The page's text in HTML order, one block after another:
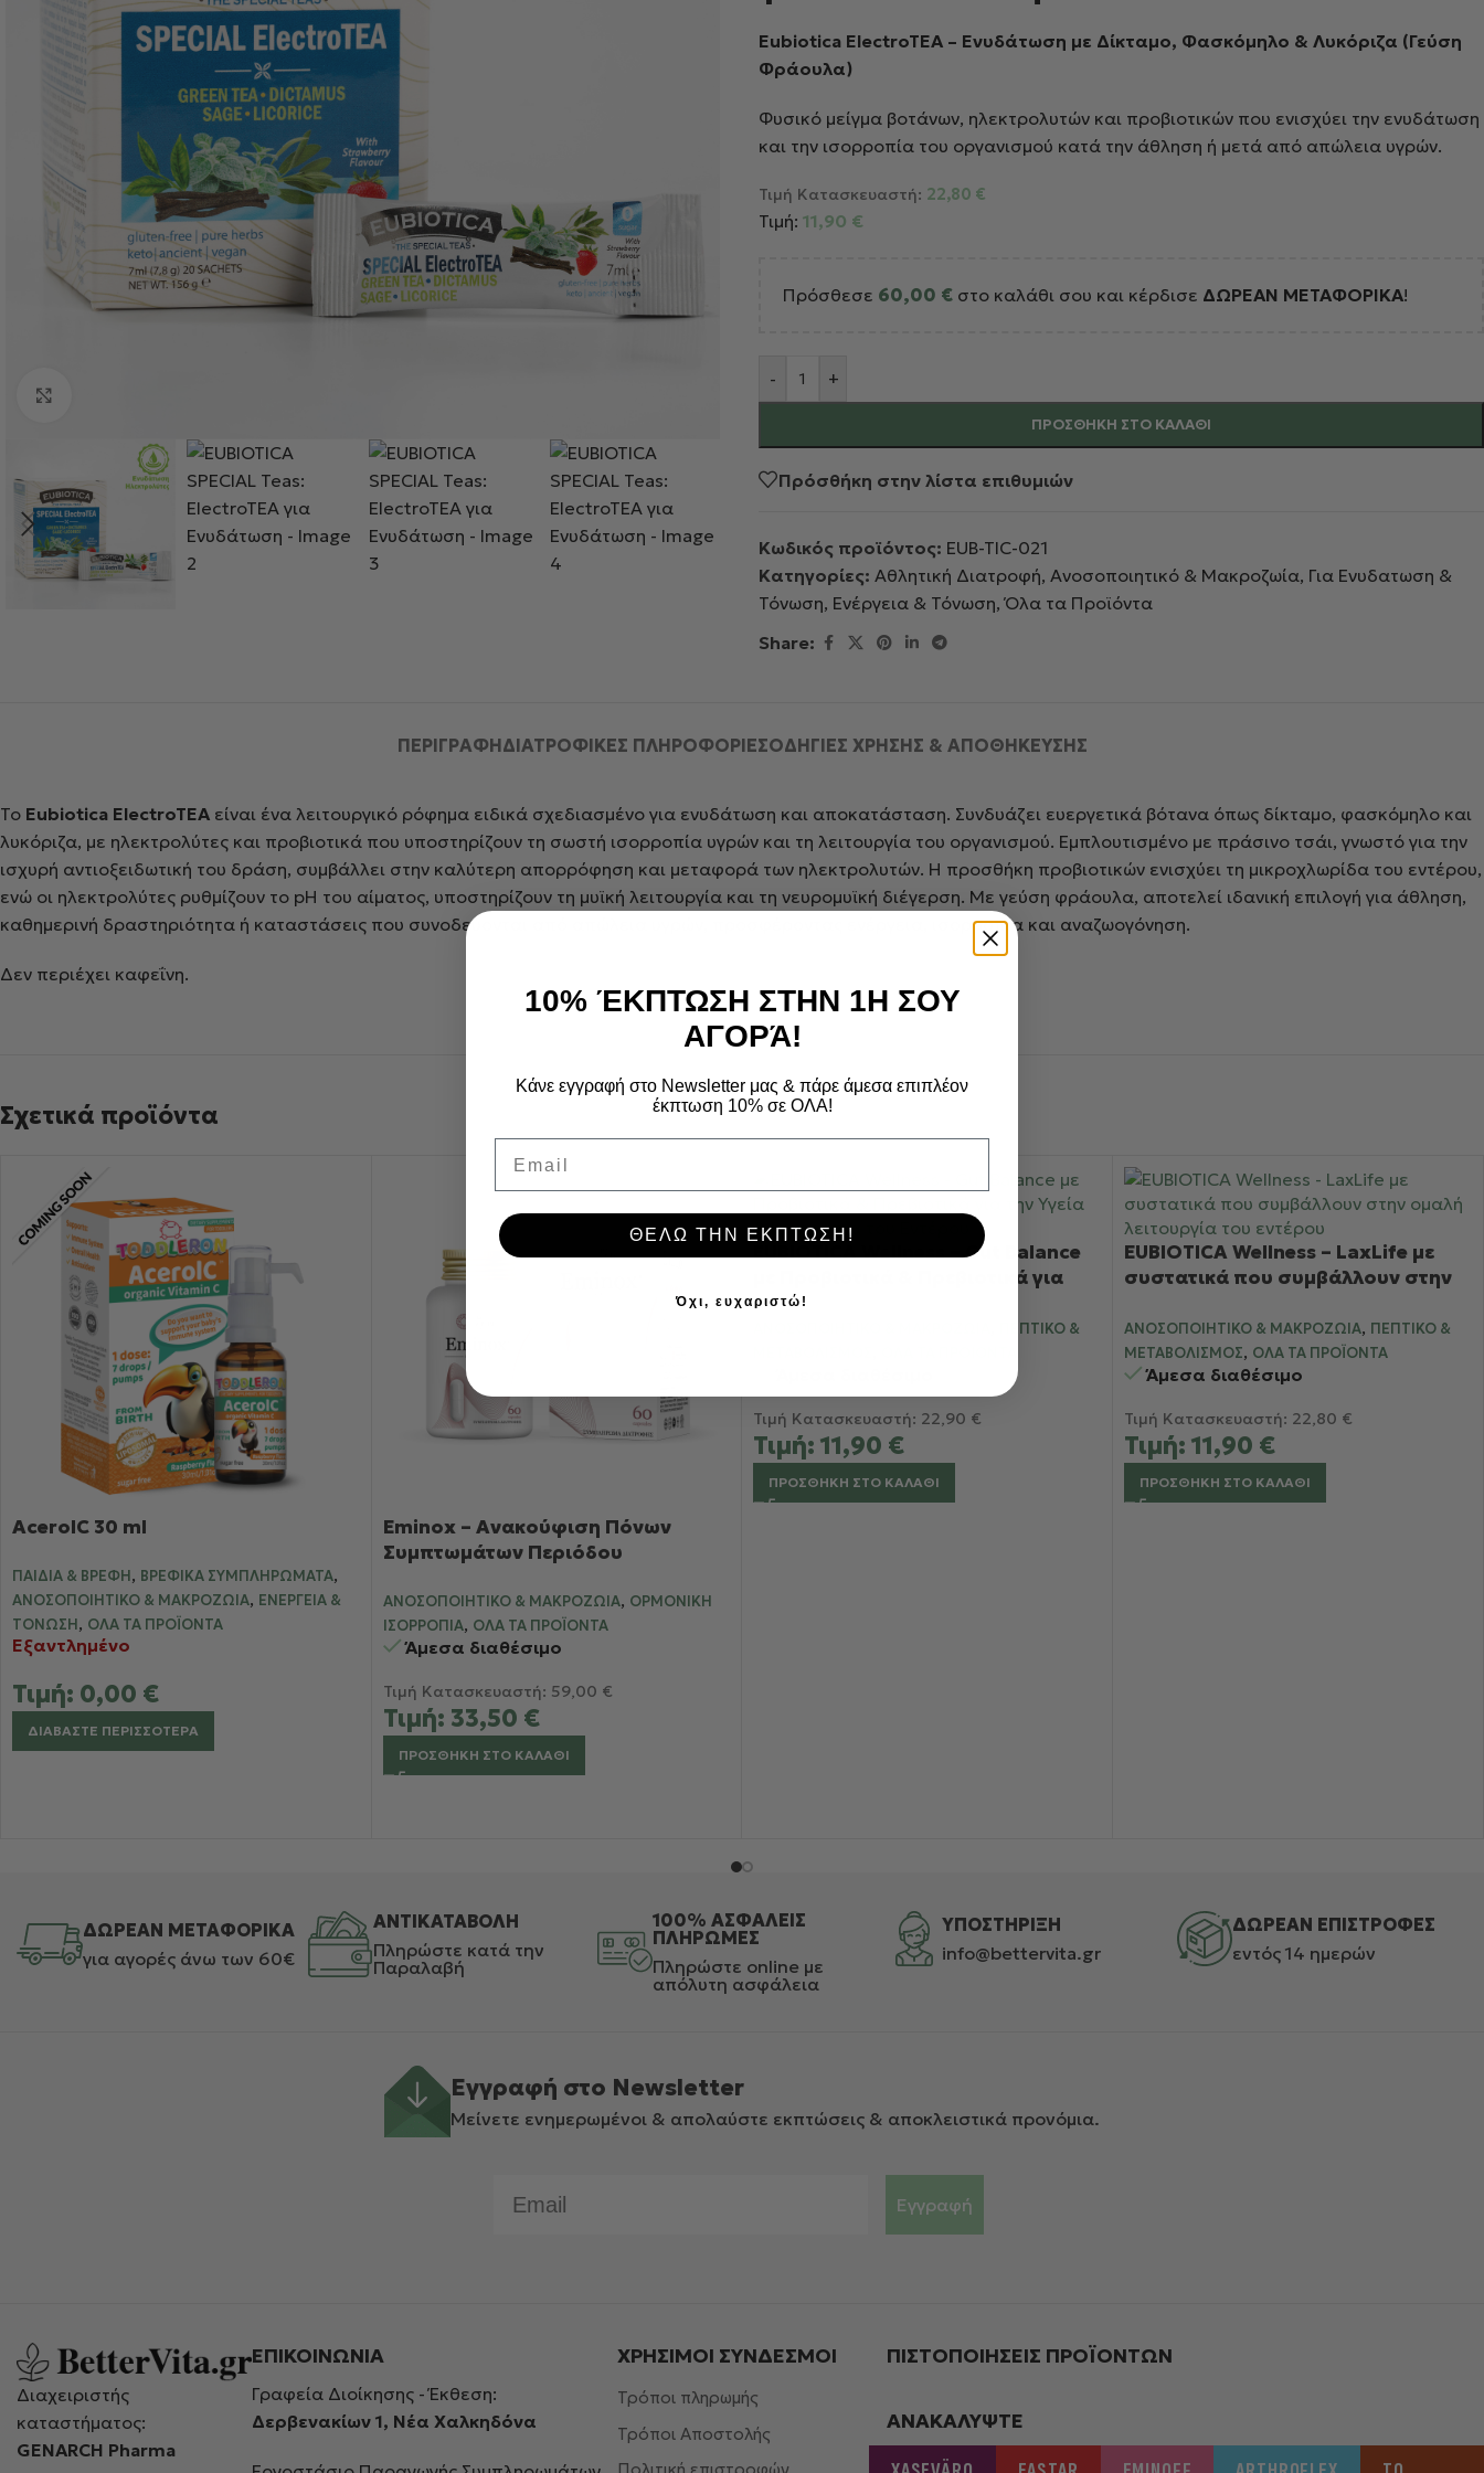
Eubiotica ElectroTEA – Ενυδάτωση με Δίκταμο, Φασκόμηλο & Λυκόριζα (Γεύση
Φράουλα)
Φυσικό μείγμα βοτάνων, ηλεκτρολυτών και προβιοτικών που ενισχύει την ενυδάτωση
και την ισορροπία του οργανισμού κατά την άθληση ή μετά από απώλεια υγρών.
Τιμή Κατασκευαστή: 22,80 €
Τιμή: 11,90 €
Πρόσθεσε 60,00 € στο καλάθι σου και κέρδισε ΔΩΡΕΑΝ ΜΕΤΑΦΟΡΙΚΑ!
- +
ΠΡΟΣΘΉΚΗ ΣΤΟ ΚΑΛΆΘΙ
Alternative:
Πρόσθήκη στην λίστα επιθυμιών
Κωδικός προϊόντος: EUB-TIC-021
Κατηγορίες: Αθλητική Διατροφή, Ανοσοποιητικό & Μακροζωία, Για Ενυδατωση &
Τόνωση, Ενέργεια & Τόνωση, Όλα τα Προϊόντα
Share:
ΠΕΡΙΓΡΑΦΉΔΙΑΤΡΟΦΙΚΕΣ ΠΛΗΡΟΦΟΡΙΕΣΟΔΗΓΊΕΣ ΧΡΉΣΗΣ & ΑΠΟΘΉΚΕΥΣΗΣ
Το Eubiotica ElectroTEA είναι ένα λειτουργικό ρόφημα ειδικά σχεδιασμένο για ενυδάτωση και αποκατάσταση. Συνδυάζει ευεργετικά βότανα όπως δίκταμο, φασκόμηλο και
λυκόριζα, με ηλεκτρολύτες και προβιοτικά που υποστηρίζουν τη σωστή ισορροπία υγρών και τη λειτουργία του οργανισμού. Εμπλουτισμένο με πράσινο τσάι, γνωστό για την
ισχυρή αντιοξειδωτική του δράση, συμβάλλει στην καλύτερη απορρόφηση και μεταφορά των ηλεκτρολυτών. Η προσθήκη προβιοτικών ενισχύει τη μικροχλωρίδα του εντέρου,
ενώ οι ηλεκτρολύτες ρυθμίζουν το pH του αίματος, υποστηρίζουν τη μυϊκή λειτουργία και τη νευρομυϊκή διέγερση. Με γεύση φράουλα, αποτελεί ιδανική επιλογή για άθληση,
καθημερινή δραστηριότητα ή καταστάσεις που συνοδεύονται από απώλεια υγρών, προσφέροντας ενέργεια, ισορροπία και αναζωογόνηση.
Δεν περιέχει καφεΐνη.
Σχετικά προϊόντα
AcerolC 30 ml
ΠΑΙΔΙΆ & ΒΡΈΦΗ, ΒΡΕΦΙΚΆ ΣΥΜΠΛΗΡΏΜΑΤΑ,
ΑΝΟΣΟΠΟΙΗΤΙΚΌ & ΜΑΚΡΟΖΩΊΑ, ΕΝΈΡΓΕΙΑ &
ΤΌΝΩΣΗ, ΌΛΑ ΤΑ ΠΡΟΪΌΝΤΑ
Εξαντλημένο
Τιμή: 0,00 €
ΔΙΑΒΆΣΤΕ ΠΕΡΙΣΣΌΤΕΡΑ
Eminox – Ανακούφιση Πόνων
Συμπτωμάτων Περιόδου
ΑΝΟΣΟΠΟΙΗΤΙΚΌ & ΜΑΚΡΟΖΩΊΑ, ΟΡΜΟΝΙΚΉ
ΙΣΟΡΡΟΠΊΑ, ΌΛΑ ΤΑ ΠΡΟΪΌΝΤΑ
Άμεσα διαθέσιμο
Τιμή Κατασκευαστή: 59,00 €
Τιμή: 33,50 €
ΠΡΟΣΘΉΚΗ ΣΤΟ ΚΑΛΆΘΙ
EUBIOTICA Wellness – Gut Balance
με Προβιοτικά & Πρεβιοτικά για
την Υγεία & Ισορροπία του Εντέρου
ΠΕΠΤΙΚΌ &
Τιμή Κατασκευαστή: 22,90 €
Τιμή: 11,90 €
ΠΡΟΣΘΉΚΗ ΣΤΟ ΚΑΛΆΘΙ
EUBIOTICA Wellness – LaxLife με
συστατικά που συμβάλλουν στην
ΑΝΟΣΟΠΟΙΗΤΙΚΌ & ΜΑΚΡΟΖΩΊΑ, ΠΕΠΤΙΚΌ &
ΜΕΤΑΒΟΛΙΣΜΌΣ, ΌΛΑ ΤΑ ΠΡΟΪΌΝΤΑ
Άμεσα διαθέσιμο
Τιμή Κατασκευαστή: 22,80 €
Τιμή: 11,90 €
ΠΡΟΣΘΉΚΗ ΣΤΟ ΚΑΛΆΘΙ
ΔΩΡΕΑΝ ΜΕΤΑΦΟΡΙΚΑ
για αγορές άνω των 60€
ΑΝΤΙΚΑΤΑΒΟΛΗ
Πληρώστε κατά την
Παραλαβή
100% ΑΣΦΑΛΕΙΣ
ΠΛΗΡΩΜΕΣ
Πληρώστε online με
απόλυτη ασφάλεια
ΥΠΟΣΤΗΡΙΞΗ
info@bettervita.gr
ΔΩΡΕΑΝ ΕΠΙΣΤΡΟΦΕΣ
εντός 14 ημερών
Εγγραφή στο Newsletter
Μείνετε ενημερωμένοι & απολαύστε εκπτώσεις & αποκλειστικά προνόμια.
Εγγραφή
Διαχειριστής
καταστήματος:
GENARCH Pharma
ΕΠΙΚΟΙΝΩΝΙΑ
Γραφεία Διοίκησης - Έκθεση:
Δερβενακίων 1, Νέα Χαλκηδόνα
ΧΡΗΣΙΜΟΙ ΣΎΝΔΕΣΜΟΙ
Τρόποι πληρωμής
Τρόποι Αποστολής
ΠΙΣΤΟΠΟΙΉΣΕΙΣ ΠΡΟΪΌΝΤΩΝ
ΑΝΑΚΑΛΥΨΤΕ
10% ΈΚΠΤΩΣΗ ΣΤΗΝ 1Η ΣΟΥ
ΑΓΟΡΆ!
Κάνε εγγραφή στο Newsletter μας & πάρε άμεσα επιπλέον
έκπτωση 10% σε ΟΛΑ!
ΘΕΛΩ ΤΗΝ ΕΚΠΤΩΣΗ!
Όχι, ευχαριστώ!